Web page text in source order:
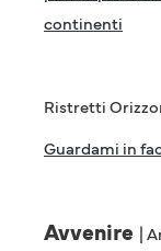
continenti
Ristretti
Guardami in
Avvenire |